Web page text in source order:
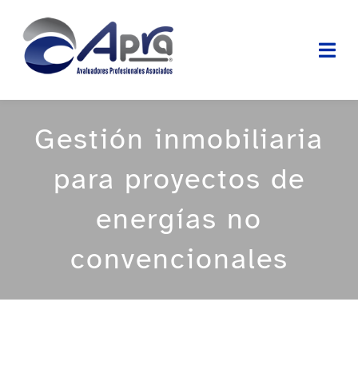
content
PROYECTOS
Gestión inmobiliaria
para proyectos de
energías no
convencionales